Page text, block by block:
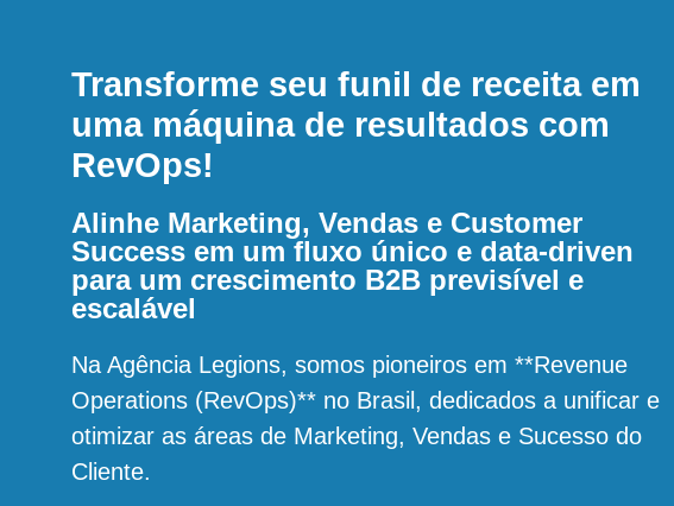
Transforme seu funil de receita em
uma máquina de resultados com
RevOps!
Alinhe Marketing, Vendas e Customer
Success em um fluxo único e data-driven
para um crescimento B2B previsível e
escalável
Na Agência Legions, somos pioneiros em **Revenue
Operations (RevOps)** no Brasil, dedicados a unificar e
otimizar as áreas de Marketing, Vendas e Sucesso do
Cliente.